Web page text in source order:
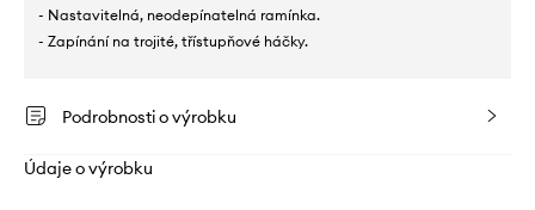
- Nastavitelná, neodepínatelná ramínka.
- Zapínání na trojité, třístupňové háčky.
Podrobnosti o výrobku
Údaje o výrobku